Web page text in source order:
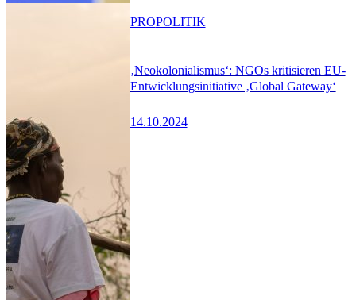
‚Neokolonialismus‘: NGOs kritisieren EU-
Entwicklungsinitiative ‚Global Gateway‘
14.10.2024
PROPOLITIK